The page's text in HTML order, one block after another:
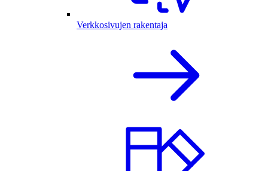
Verkkosivujen rakentaja